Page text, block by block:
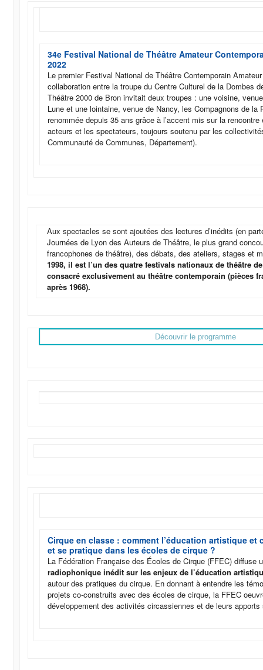
34e Festival National de Théâtre Amateur
2022
Le premier Festival National de Théâtre Contemporain
collaboration entre la troupe du Centre Culturel de la Dombes
Théâtre 2000 de Bron invitait deux troupes : une voisine,
Lune et une lointaine, venue de Nancy, les Compagnons de la
renommée depuis 35 ans grâce à l’accent mis sur la
acteurs et les spectateurs, toujours soutenu par les
Communauté de Communes, Département).
Aux spectacles se sont ajoutées des lectures d’inédits (en
Journées de Lyon des Auteurs de Théâtre, le plus grand
francophones de théâtre), des débats, des ateliers, stages et
1998, il est l’un des quatre festivals nationaux de théâtre
consacré exclusivement au théâtre contemporain (pièces
après 1968).
Découvrir le programme
Cirque en classe : comment l’éducation artistique et
et se pratique dans les écoles de cirque ?
La Fédération Française des Écoles de Cirque (FFEC) diffuse
radiophonique inédit sur les enjeux de l’éducation
autour des pratiques du cirque. En donnant à entendre les
projets co-construits avec des écoles de cirque, la FFEC
développement des activités circassiennes et de leurs apports